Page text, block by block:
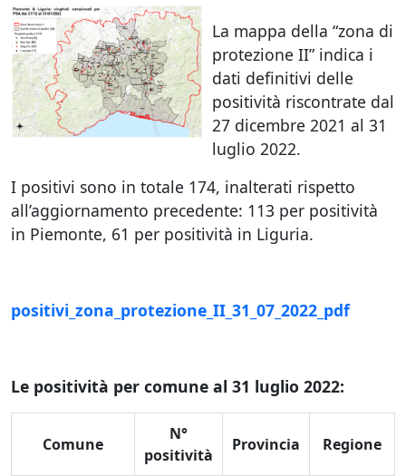
La mappa della “zona di
protezione II” indica i
dati definitivi delle
positività riscontrate dal
27 dicembre 2021 al 31
luglio 2022.
I positivi sono in totale 174, inalterati rispetto
all’aggiornamento precedente: 113 per positività
in Piemonte, 61 per positività in Liguria.
positivi_zona_protezione_II_31_07_2022_pdf
Le positività per comune al 31 luglio 2022:
Comune
N°
positività
Provincia Regione